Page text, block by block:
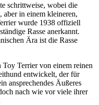
schrittweise, wobei die
aber in einem kleineren,
wurde 1938 offiziell
Rasse anerkannt.
Ära ist die Rasse
Terrier von einem reinen
entwickelt, der für
ansprechendes Äußeres
nach wie vor viele ihrer